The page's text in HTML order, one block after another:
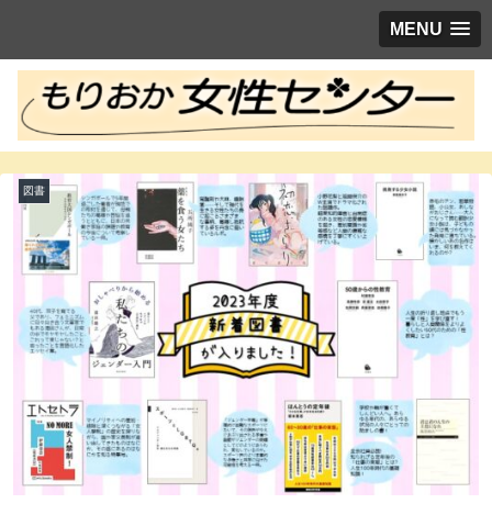
MENU
図書